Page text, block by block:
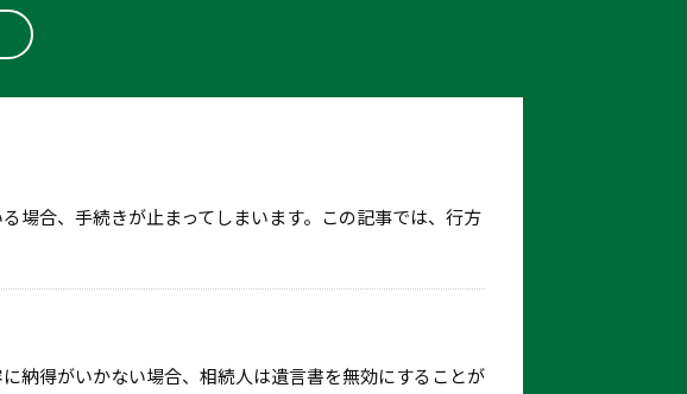
場合、手続きが止まってしまいます。この記事では、行方
納得がいかない場合、相続人は遺言書を無効にすることが